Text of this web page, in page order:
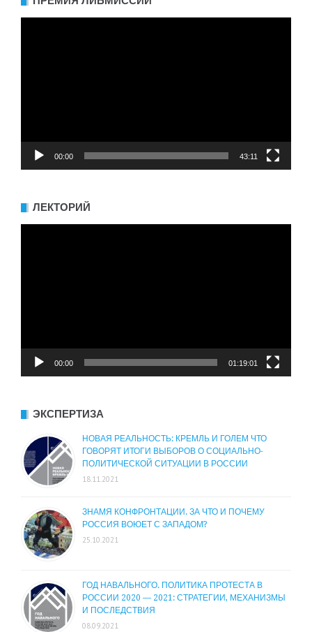
00:00 43:11
ЛЕКТОРИЙ
00:00 01:19:01
ЭКСПЕРТИЗА
НОВАЯ РЕАЛЬНОСТЬ: КРЕМЛЬ И ГОЛЕМ ЧТО
ГОВОРЯТ ИТОГИ ВЫБОРОВ О СОЦИАЛЬНО-
ПОЛИТИЧЕСКОЙ СИТУАЦИИ В РОССИИ
18.11.2021
ЗНАМЯ КОНФРОНТАЦИИ. ЗА ЧТО И ПОЧЕМУ
РОССИЯ ВОЮЕТ С ЗАПАДОМ?
25.10.2021
ГОД НАВАЛЬНОГО. ПОЛИТИКА ПРОТЕСТА В
РОССИИ 2020 — 2021: СТРАТЕГИИ, МЕХАНИЗМЫ
И ПОСЛЕДСТВИЯ
08.09.2021